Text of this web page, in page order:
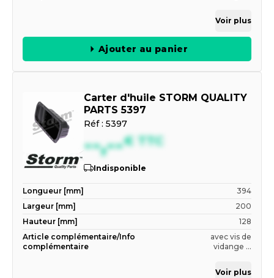
Voir plus
Ajouter au panier
Carter d'huile STORM QUALITY
PARTS 5397
Réf : 5397
--,--€ TTC
Indisponible
Longueur [mm]
394
Largeur [mm]
200
Hauteur [mm]
128
Article complémentaire/Info
complémentaire
avec vis de
vidange ...
Voir plus